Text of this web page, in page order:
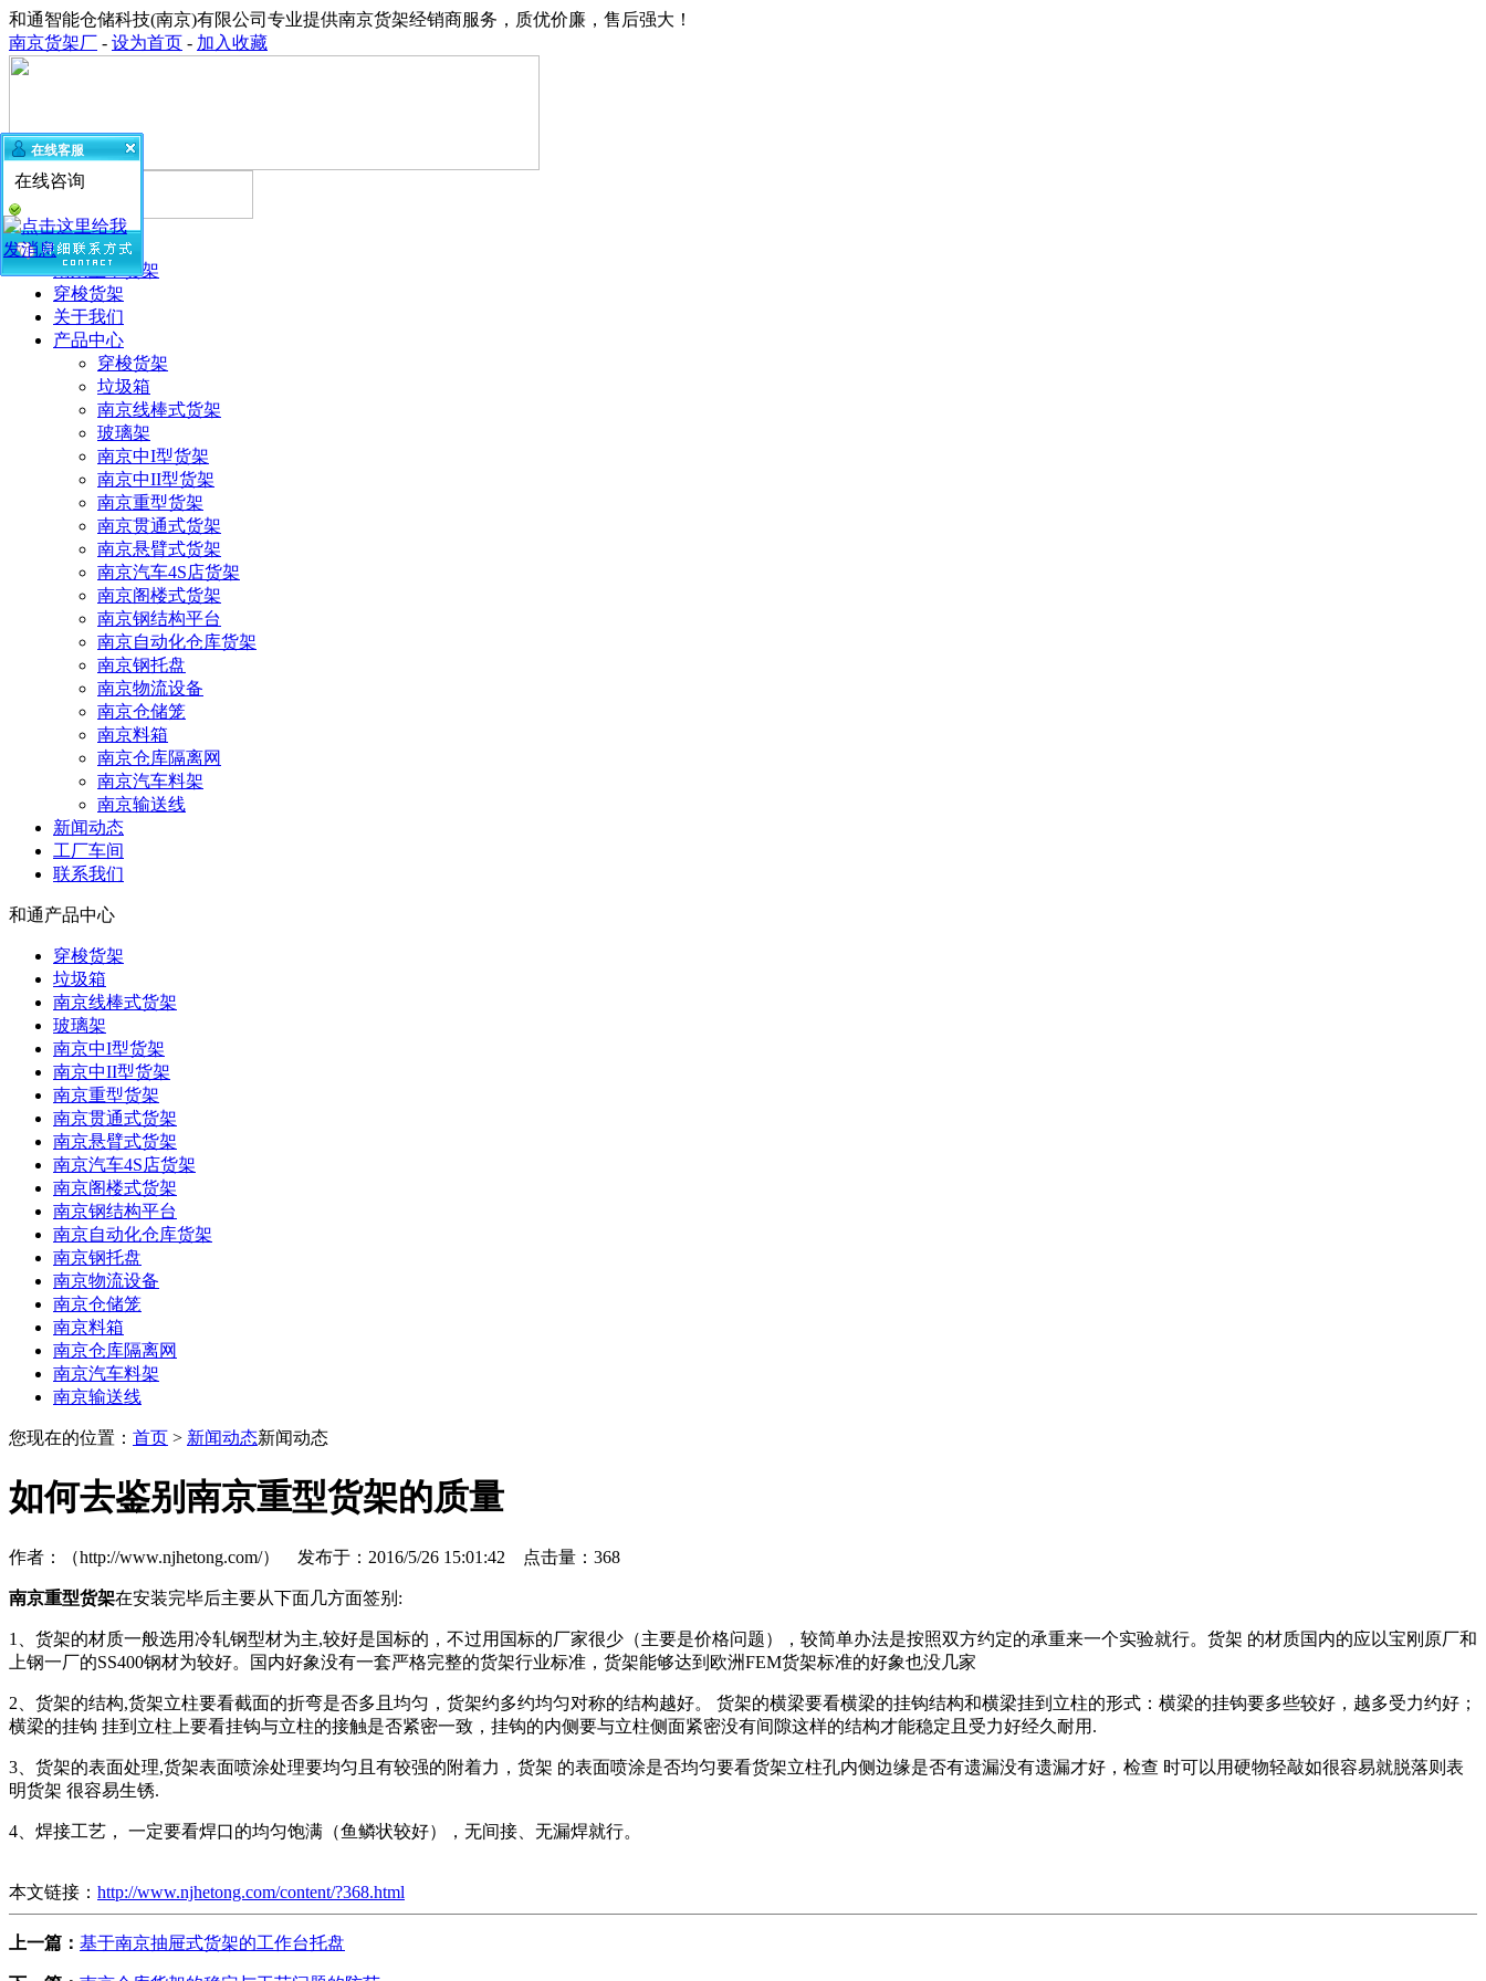
和通智能仓储科技(南京)有限公司专业提供南京货架经销商服务，质优价廉，售后强大！
南京货架厂 - 设为首页 - 加入收藏
网站首页
南京重型货架
穿梭货架
关于我们
产品中心
穿梭货架
垃圾箱
南京线棒式货架
玻璃架
南京中I型货架
南京中II型货架
南京重型货架
南京贯通式货架
南京悬臂式货架
南京汽车4S店货架
南京阁楼式货架
南京钢结构平台
南京自动化仓库货架
南京钢托盘
南京物流设备
南京仓储笼
南京料箱
南京仓库隔离网
南京汽车料架
南京输送线
新闻动态
工厂车间
联系我们
和通产品中心
穿梭货架
垃圾箱
南京线棒式货架
玻璃架
南京中I型货架
南京中II型货架
南京重型货架
南京贯通式货架
南京悬臂式货架
南京汽车4S店货架
南京阁楼式货架
南京钢结构平台
南京自动化仓库货架
南京钢托盘
南京物流设备
南京仓储笼
南京料箱
南京仓库隔离网
南京汽车料架
南京输送线
您现在的位置： 首页 > 新闻动态新闻动态
如何去鉴别南京重型货架的质量
作者：（http://www.njhetong.com/） 发布于：2016/5/26 15:01:42 点击量： 368
南京重型货架在安装完毕后主要从下面几方面签别:
1、货架的材质一般选用冷轧钢型材为主,较好是国标的，不过用国标的厂家很少（主要是价格问题），较简单办法是按照双方约定的承重来一个实验就行。货架 的材质国内的应以宝刚原厂和
上钢一厂的SS400钢材为较好。国内好象没有一套严格完整的货架行业标准，货架能够达到欧洲FEM货架标准的好象也没几家
2、货架的结构,货架立柱要看截面的折弯是否多且均匀，货架约多约均匀对称的结构越好。 货架的横梁要看横梁的挂钩结构和横梁挂到立柱的形式：横梁的挂钩要多些较好，越多受力约好；
横梁的挂钩 挂到立柱上要看挂钩与立柱的接触是否紧密一致，挂钩的内侧要与立柱侧面紧密没有间隙这样的结构才能稳定且受力好经久耐用.
3、货架的表面处理,货架表面喷涂处理要均匀且有较强的附着力，货架 的表面喷涂是否均匀要看货架立柱孔内侧边缘是否有遗漏没有遗漏才好，检查 时可以用硬物轻敲如很容易就脱落则表
明货架 很容易生锈.
4、焊接工艺， 一定要看焊口的均匀饱满（鱼鳞状较好），无间接、无漏焊就行。
本文链接： http://www.njhetong.com/content/?368.html
上一篇： 基于南京抽屉式货架的工作台托盘
在线客服
在线咨询